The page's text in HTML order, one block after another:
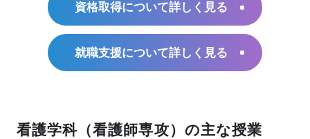
資格取得について詳しく見る
就職支援について詳しく見る
看護学科（看護師専攻）の主な授業